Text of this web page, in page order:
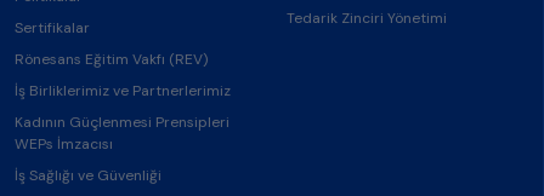
Sertifikalar
Rönesans Eğitim Vakfı (REV)
İş Birliklerimiz ve Partnerlerimiz
Kadının Güçlenmesi Prensipleri
WEPs İmzacısı
İş Sağlığı ve Güvenliği
Tedarik Zinciri Yönetimi